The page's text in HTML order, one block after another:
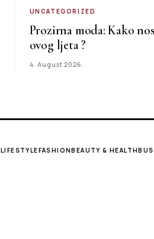
UNCATEGORIZED
Prozirna moda: Kako
ovog ljeta ?
4. August 2026.
LIFESTYLEFASHIONBEAUTY & HEALTH